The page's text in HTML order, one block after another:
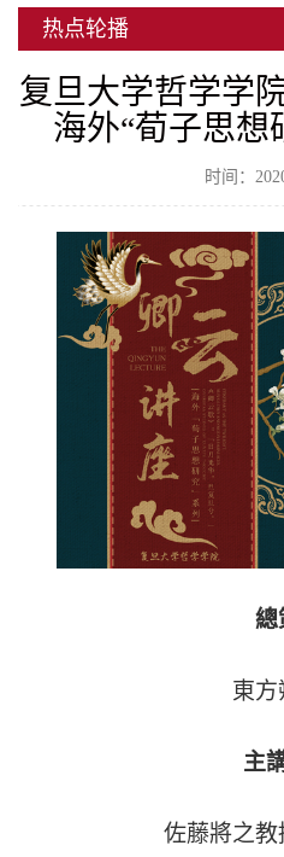
热点轮播
复旦大学哲学学
海外“荀子思想
时间：
總
東方
主
佐藤將之